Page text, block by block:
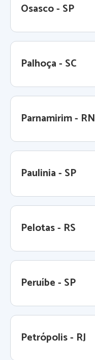
Osasco - SP
Palhoça - SC
Parnamirim - RN
Paulinia - SP
Pelotas - RS
Peruíbe - SP
Petrópolis - RJ